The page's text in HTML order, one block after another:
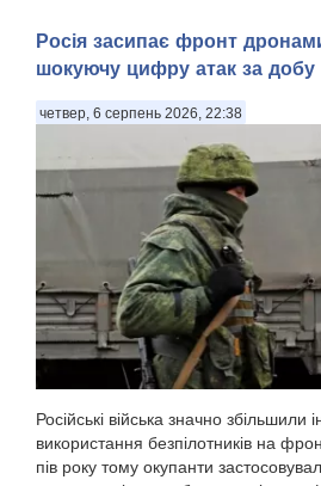
Росія засипає фронт
шокуючу цифру атак за добу
четвер, 6 серпень 2026, 22:38
Російські війська значно збільшили
використання безпілотників на
пів року тому окупанти